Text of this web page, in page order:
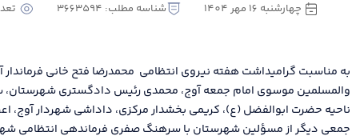
چهارشنبه 16 مهر 1404 شناسه مطلب: 3663594
به مناسبت گرامیداشت هفته نیروی انتظامی محمدرضا فتح خانی فرماندار
والمسلمین موسوی امام جمعه آوج، محمدی رئیس دادگستری شهرستان،
ناحیه حضرت ابوالفضل (ع)، کریمی بخشدار مرکزی، داداشی شهردار آوج،
جمعی دیگر از مسؤلین شهرستان با سرهنگ صفری فرماندهی انتظامی